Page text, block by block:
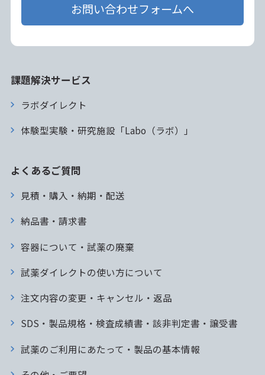
お問い合わせフォームへ
課題解決サービス
ラボダイレクト
体験型実験・研究施設「Labo（ラボ）」
よくあるご質問
見積・購入・納期・配送
納品書・請求書
容器について・試薬の廃棄
試薬ダイレクトの使い方について
注文内容の変更・キャンセル・返品
SDS・製品規格・検査成績書・該非判定書・譲受書
試薬のご利用にあたって・製品の基本情報